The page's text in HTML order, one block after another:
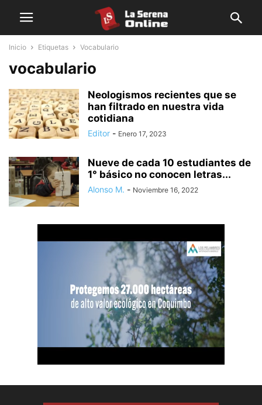
Inicio Etiquetas Vocabulario
vocabulario
Neologismos recientes que se
han filtrado en nuestra vida
cotidiana
Editor - Enero 17, 2023
Nueve de cada 10 estudiantes de
1° básico no conocen letras...
Alonso M. - Noviembre 16, 2022